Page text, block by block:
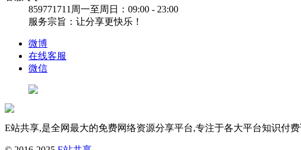
859771711 周一至周日：09:00 - 23:00
服务宗旨：让分享更快乐！
微博
在线客服
微信
E站共享,是全网最大的免费网络资源分享平台,专注于各大平台知识付